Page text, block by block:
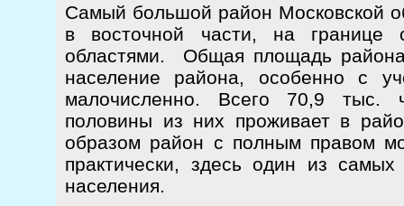
Самый большой район Московской
в восточной части, на границе
областями. Общая площадь
население района, особенно с
малочисленно. Всего 70,9 тыс.
половины из них проживает в
образом район с полным правом
практически, здесь один из самых
населения.